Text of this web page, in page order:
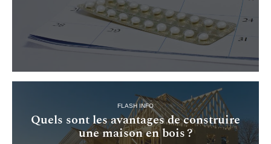
FLASH INFO
Quels sont les avantages de construire
une maison en bois ?